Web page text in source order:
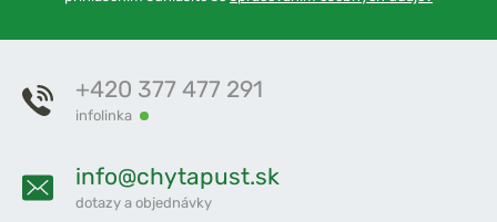
+420 377 477 291
infolinka
info@chytapust.sk
dotazy a objednávky